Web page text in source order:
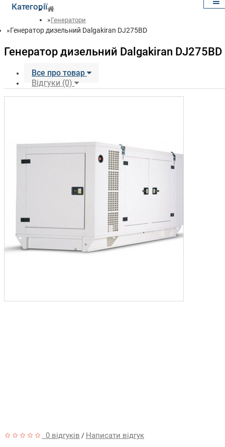
Категорії
Генератори
Генератор дизельний Dalgakiran DJ275BD
Генератор дизельний Dalgakiran DJ275BD
Все про товар
Відгуки (0)
0 відгуків / Написати відгук